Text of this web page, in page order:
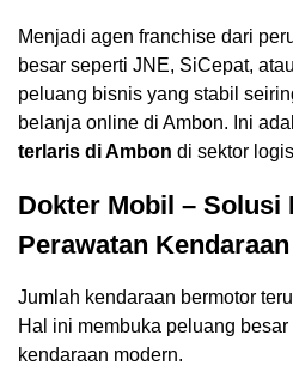
Menjadi agen franchise dari
besar seperti JNE, SiCepat,
peluang bisnis yang stabil
belanja online di Ambon. Ini
terlaris di Ambon di sektor
Dokter Mobil – Solusi
Perawatan Kendaraan
Jumlah kendaraan bermotor
Hal ini membuka peluang
kendaraan modern.